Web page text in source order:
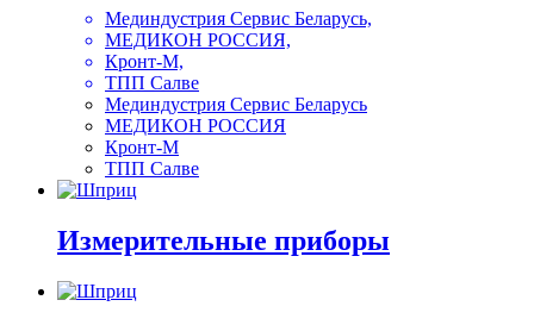
Мединдустрия Сервис Беларусь,
МЕДИКОН РОССИЯ,
Кронт-М,
ТПП Салве
Мединдустрия Сервис Беларусь
МЕДИКОН РОССИЯ
Кронт-М
ТПП Салве
Измерительные приборы